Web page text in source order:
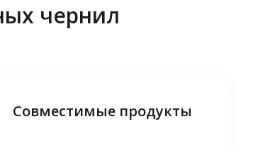
чернил
Совместимые продукты